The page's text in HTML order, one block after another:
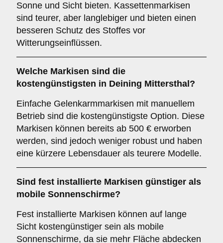
Sonne und Sicht bieten. Kassettenmarkisen
sind teurer, aber langlebiger und bieten einen
besseren Schutz des Stoffes vor
Witterungseinflüssen.
Welche Markisen sind die
kostengünstigsten in Deining Mittersthal?
Einfache Gelenkarmmarkisen mit manuellem
Betrieb sind die kostengünstigste Option. Diese
Markisen können bereits ab 500 € erworben
werden, sind jedoch weniger robust und haben
eine kürzere Lebensdauer als teurere Modelle.
Sind fest installierte Markisen günstiger als
mobile Sonnenschirme?
Fest installierte Markisen können auf lange
Sicht kostengünstiger sein als mobile
Sonnenschirme, da sie mehr Fläche abdecken